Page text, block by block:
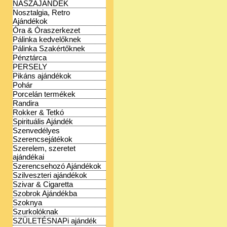
NÁSZAJÁNDÉK
Nosztalgia, Retro
Ajándékok
Óra & Óraszerkezet
Pálinka kedvelőknek
Pálinka Szakértőknek
Pénztárca
PERSELY
Pikáns ajándékok
Pohár
Porcelán termékek
Randira
Rokker & Tetkó
Spirituális Ajándék
Szenvedélyes
Szerencsejátékok
Szerelem, szeretet
ajándékai
Szerencsehozó Ajándékok
Szilveszteri ajándékok
Szivar & Cigaretta
Szobrok Ajándékba
Szoknya
Szurkolóknak
SZÜLETÉSNAPi ajándék